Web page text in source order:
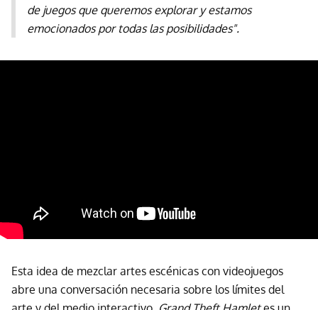
de juegos que queremos explorar y estamos
emocionados por todas las posibilidades".
Esta idea de mezclar artes escénicas con videojuegos
abre una conversación necesaria sobre los límites del